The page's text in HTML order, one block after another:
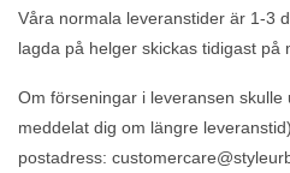
Våra normala leveranstider är 1-3
lagda på helger skickas tidigast på
Om förseningar i leveransen
meddelat dig om längre
postadress: